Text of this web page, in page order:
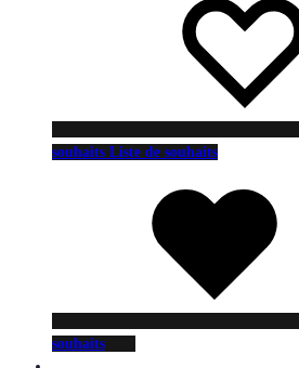
souhaits Liste de souhaits
souhaits